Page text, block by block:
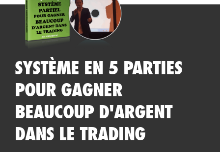
SYSTÈME EN 5 PARTIES
POUR GAGNER
BEAUCOUP D'ARGENT
DANS LE TRADING